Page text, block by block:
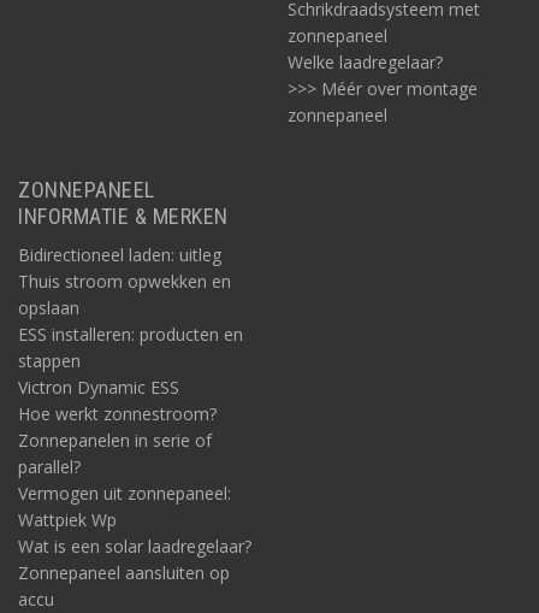
Schrikdraadsysteem met
zonnepaneel
Welke laadregelaar?
>>> Méér over montage
zonnepaneel
ZONNEPANEEL
INFORMATIE & MERKEN
Bidirectioneel laden: uitleg
Thuis stroom opwekken en
opslaan
ESS installeren: producten en
stappen
Victron Dynamic ESS
Hoe werkt zonnestroom?
Zonnepanelen in serie of
parallel?
Vermogen uit zonnepaneel:
Wattpiek Wp
Wat is een solar laadregelaar?
Zonnepaneel aansluiten op
accu